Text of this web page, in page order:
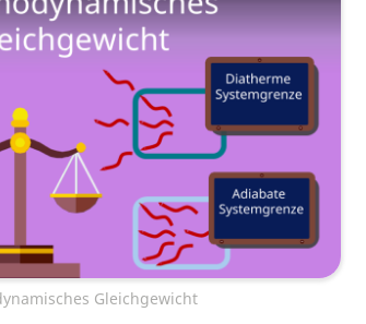
Gleichgewicht